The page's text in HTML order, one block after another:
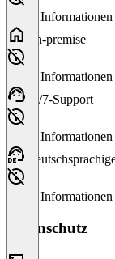
Keine
On-premise
Keine
24/7-Support
Keine
Keine
Datenschutz